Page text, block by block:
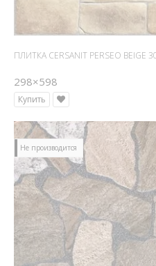
ПЛИТКА CERSANIT PERSEO BEIGE
298×598
Купить
Не производится